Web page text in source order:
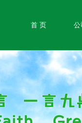
首 页 公